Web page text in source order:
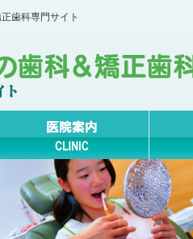
歯科専門サイト